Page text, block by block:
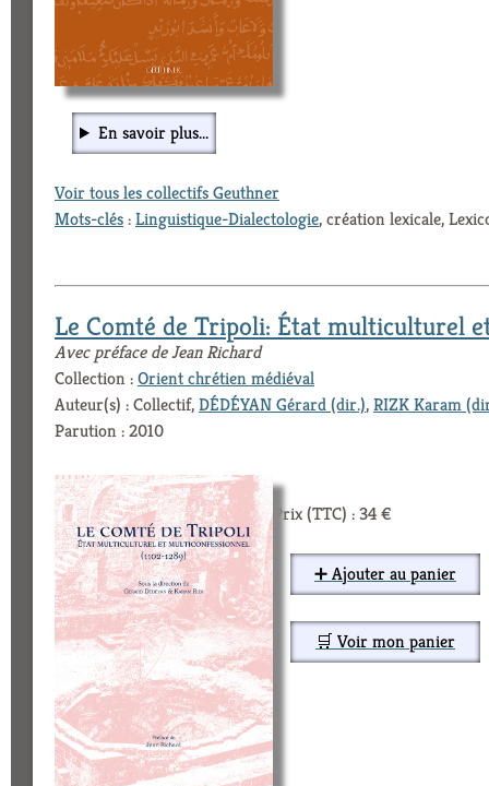
En savoir plus...
Voir tous les collectifs Geuthner
Mots-clés:Linguistique-Dialectologie, création lexicale,
Le Comté de Tripoli: État multiculturel
Avec préface de Jean Richard
Collection :Orient chrétien médiéval
Auteur(s) : Collectif,DÉDÉYAN Gérard (dir.),RIZK Karam
Parution : 2010
Prix (TTC) : 34 €
➕ Ajouter au panier
🛒 Voir mon panier